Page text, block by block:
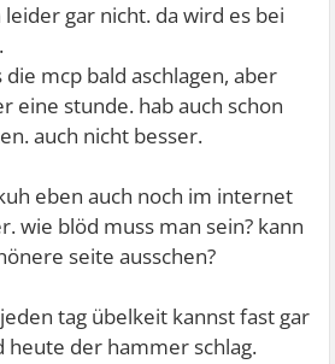
gar nicht. da wird es bei
mcp bald aschlagen, aber
eine stunde. hab auch schon
auch nicht besser.
eben auch noch im internet
wie blöd muss man sein? kann
seite ausschen?
tag übelkeit kannst fast gar
heute der hammer schlag.